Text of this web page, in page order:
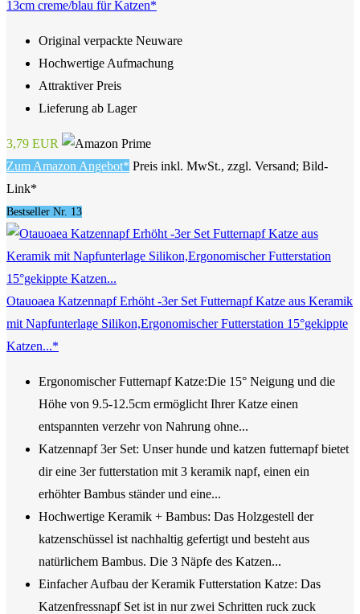
13cm creme/blau für Katzen*
Original verpackte Neuware
Hochwertige Aufmachung
Attraktiver Preis
Lieferung ab Lager
3,79 EUR
Zum Amazon Angebot* Preis inkl. MwSt., zzgl. Versand; Bild-
Link*
Bestseller Nr. 13
Otauoaea Katzennapf Erhöht -3er Set Futternapf Katze aus Keramik
mit Napfunterlage Silikon,Ergonomischer Futterstation 15°gekippte
Katzen...*
Ergonomischer Futternapf Katze:Die 15° Neigung und die
Höhe von 9.5-12.5cm ermöglicht Ihrer Katze einen
entspannten verzehr von Nahrung ohne...
Katzennapf 3er Set: Unser hunde und katzen futternapf bietet
dir eine 3er futterstation mit 3 keramik napf, einen ein
erhöhter Bambus ständer und eine...
Hochwertige Keramik + Bambus: Das Holzgestell der
katzenschüssel ist nachhaltig gefertigt und besteht aus
natürlichem Bambus. Die 3 Näpfe des Katzen...
Einfacher Aufbau der Keramik Futterstation Katze: Das
Katzenfressnapf Set ist in nur zwei Schritten ruck zuck